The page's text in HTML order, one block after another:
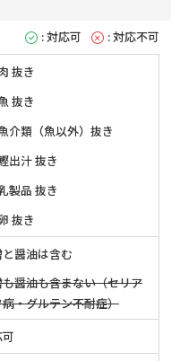
: 対応可
: 対応不可
抜き
抜き
介類（魚以外）抜き
出汁 抜き
製品 抜き
抜き
醤油は含む
醤油も含まない（セリア
・グルテン不耐症）